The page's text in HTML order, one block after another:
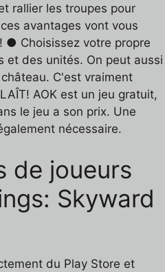
rallier les troupes pour
avantages vont vous
● Choisissez votre propre
et des unités. On peut aussi
C'est vraiment
AOK est un jeu gratuit,
le jeu a son prix. Une
nécessaire.
de joueurs
Skyward
du Play Store et